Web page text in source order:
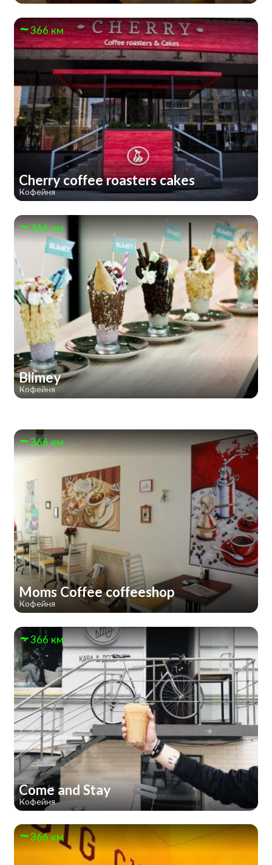
366 км
Cherry coffee roasters cakes
Кофейня
366 км
Blimey
Кофейня
366 км
Moms Coffee coffeeshop
Кофейня
366 км
Come and Stay
Кофейня
366 км